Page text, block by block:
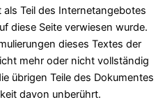
Teil des Internetangebotes
diese Seite verwiesen wurde.
dieses Textes der
mehr oder nicht vollständig
übrigen Teile des Dokumentes
davon unberührt.